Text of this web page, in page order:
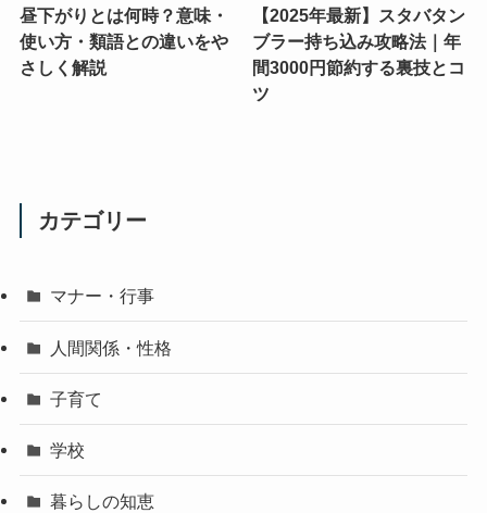
昼下がりとは何時？意味・
使い方・類語との違いをや
さしく解説
【2025年最新】スタバタン
ブラー持ち込み攻略法｜年
間3000円節約する裏技とコ
ツ
カテゴリー
マナー・行事
人間関係・性格
子育て
学校
暮らしの知恵